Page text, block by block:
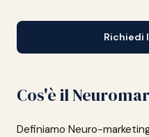
Richiedi
Cos'è il
Definiamo Neuro-